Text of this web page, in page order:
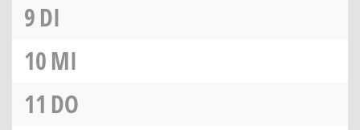
9DI
10MI
11 DO